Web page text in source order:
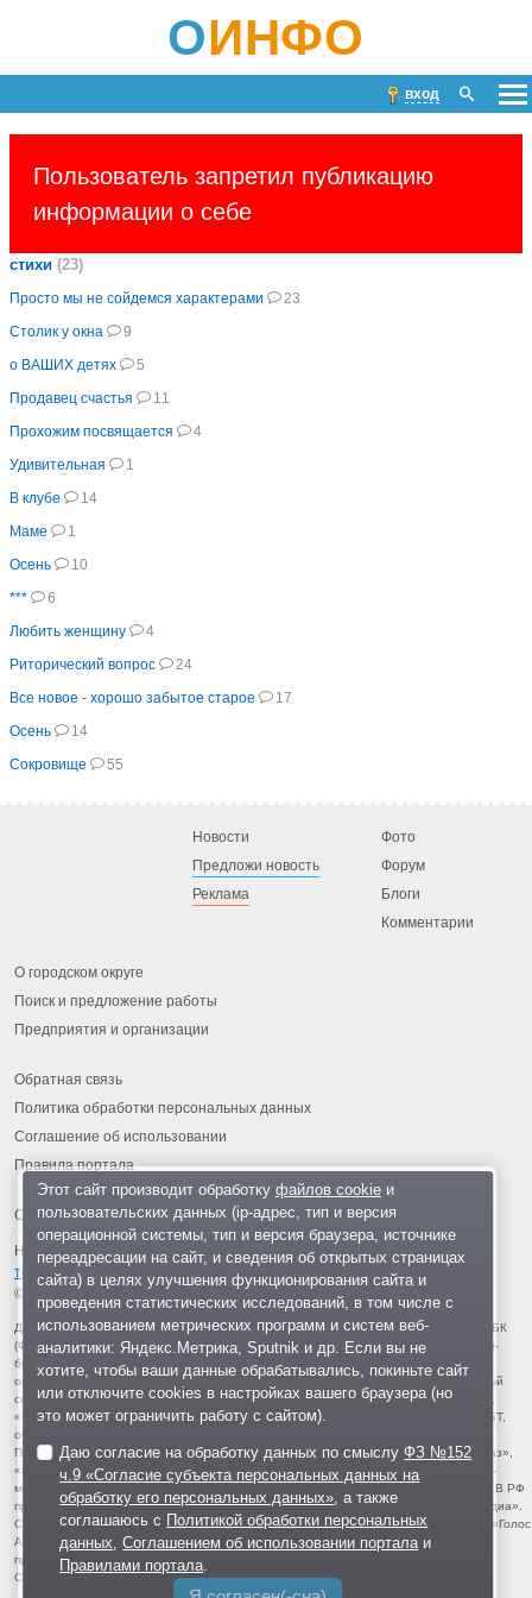
ОИНФО
вход
Пользователь запретил публикацию
информации о себе
стихи (23)
Просто мы не сойдемся характерами
23
Столик у окна
9
о ВАШИХ детях
5
Продавец счастья
11
Прохожим посвящается
4
Удивительная
1
В клубе
14
Маме
1
Осень
10
***
6
Любить женщину
4
Риторический вопрос
24
Все новое - хорошо забытое старое
17
Осень
14
Сокровище
55
Новости
Предложи новость
Реклама
Фото
Форум
Блоги
Комментарии
О городском округе
Поиск и предложение работы
Предприятия и организации
Обратная связь
Политика обработки персональных данных
Соглашение об использовании
Правила портала
На информационном ресурсе применяются рекомендательные
технологии
© 2013-2026 «ОИНФО»,
сделано в Одинцово
Для читателей: В России признаны экстремистскими и запрещены организации ФБК
(Фонд борьбы с коррупцией, признан иноагентом), Штабы Навального, «Национал-
большевистская партия», «Свидетели Иеговы», «Армия воли народа», «Русский
общенациональный союз», «Движение против нелегальной иммиграции», «Правый
сектор», УНА-УНСО, УПА, «Тризуб им. Степана Бандеры», «Мизантропик дивижн»,
«Меджлис крымскотатарского народа», движение «Артподготовка», движение ЛГБТ,
общероссийская политическая партия «Воля», АУЕ, батальоны «Азов» и «Айдар».
Признаны террористическими и запрещены: «Движение Талибан», «Имарат Кавказ»,
«Исламское государство» (ИГ, ИГИЛ), Джебхад-ан-Нусра, «АУМ Синрике», «Братья-
мусульмане», «Аль-Каида в странах исламского Магриба», «Сеть», «Колумбайн». В РФ
признана нежелательной деятельность «Открытой России», издания «Проект Медиа».
СМИ-иноагентами признаны: телеканал «Дождь», «Медуза», «Важные истории», «Голос
Америки», радио «Свобода», The Insider, «Медиазона», ОВД-инфо. Иноагентами
признаны общество/центр «Мемориал», «Аналитический Центр Юрия Левады»,
Сахаровский центр. Instagram и Facebook (Metа) запрещены в РФ за экстремизм.
Этот сайт производит обработку файлов cookieи
пользовательских данных (ip-адрес, тип и версия
операционной системы, тип и версия браузера, источнике
переадресации на сайт, и сведения об открытых страницах
сайта) в целях улучшения функционирования сайта и
проведения статистических исследований, в том числе с
использованием метрических программ и систем веб-
аналитики: Яндекс.Метрика, Sputnik и др. Если вы не
хотите, чтобы ваши данные обрабатывались, покиньте сайт
или отключите cookies в настройках вашего браузера (но
это может ограничить работу с сайтом).
Даю согласие на обработку данных по смыслуФЗ №152
ч.9 «Согласие субъекта персональных данных на
обработку его персональных данных» , а также
соглашаюсь с Политикой обработки персональных
данных ,Соглашением об использовании портала и
Правилами портала